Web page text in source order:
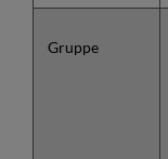
Gruppe